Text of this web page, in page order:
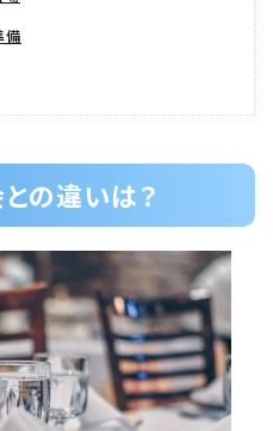
備
の違いは？